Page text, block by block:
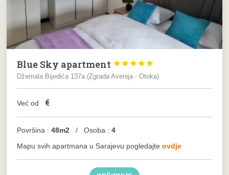
Blue Sky apartment 




Džemala Bijedića 137a (Zgrada Avenija - Otoka)
Već od €
Površina :48m2 / Osoba :4
Mapu svih apartmana u Sarajevu pogledajteovdje